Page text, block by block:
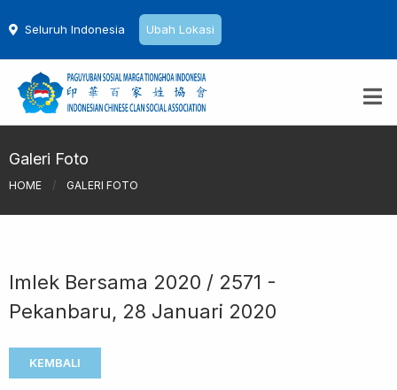
Seluruh Indonesia Ubah Lokasi
Galeri Foto
HOME / GALERI FOTO
Imlek Bersama 2020 / 2571 -
Pekanbaru, 28 Januari 2020
KEMBALI